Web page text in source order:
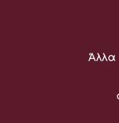
Άλλα